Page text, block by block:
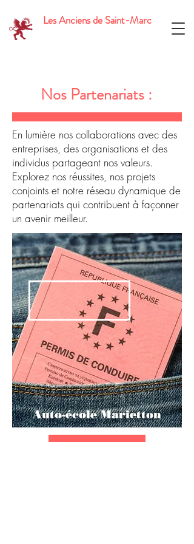
Les Anciens de Saint-Marc
Nos Partenariats :
En lumière nos collaborations avec des
entreprises, des organisations et des
individus partageant nos valeurs.
Explorez nos réussites, nos projets
conjoints et notre réseau dynamique de
partenariats qui contribuent à façonner
un avenir meilleur.
Auto-école Marietton
En savoir plus